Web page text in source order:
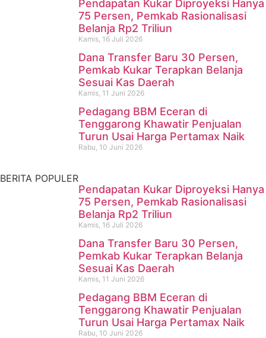
Pendapatan Kukar Diproyeksi Hanya
75 Persen, Pemkab Rasionalisasi
Belanja Rp2 Triliun
Kamis, 16 Juli 2026
Dana Transfer Baru 30 Persen,
Pemkab Kukar Terapkan Belanja
Sesuai Kas Daerah
Kamis, 11 Juni 2026
Pedagang BBM Eceran di
Tenggarong Khawatir Penjualan
Turun Usai Harga Pertamax Naik
Rabu, 10 Juni 2026
Pencari Ikan yang Hilang di
Mangkurawang Ditemukan
Meninggal di Sungai
Mahakam
BERITA POPULER
Pendapatan Kukar Diproyeksi Hanya
75 Persen, Pemkab Rasionalisasi
Belanja Rp2 Triliun
Kamis, 16 Juli 2026
Dana Transfer Baru 30 Persen,
Pemkab Kukar Terapkan Belanja
Sesuai Kas Daerah
Kamis, 11 Juni 2026
Pedagang BBM Eceran di
Tenggarong Khawatir Penjualan
Turun Usai Harga Pertamax Naik
Rabu, 10 Juni 2026